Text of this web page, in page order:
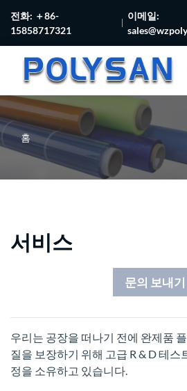
전화: ＋86-
15858717321
이메일:
홈
서비스
문의 보내기
우리는 공장을 떠나기 전에 완제품
질을 보장하기 위해 고급 R & D 테스
정을 소유하고 있습니다.